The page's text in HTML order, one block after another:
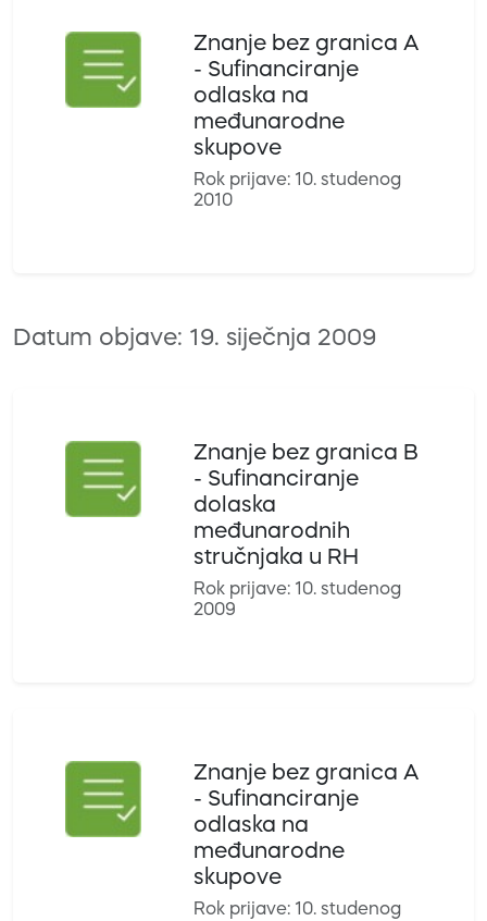
Znanje bez granica A
- Sufinanciranje
odlaska na
međunarodne
skupove
Rok prijave: 10. studenog
2010
Datum objave: 19. siječnja 2009
Znanje bez granica B
- Sufinanciranje
dolaska
međunarodnih
stručnjaka u RH
Rok prijave: 10. studenog
2009
Znanje bez granica A
- Sufinanciranje
odlaska na
međunarodne
skupove
Rok prijave: 10. studenog